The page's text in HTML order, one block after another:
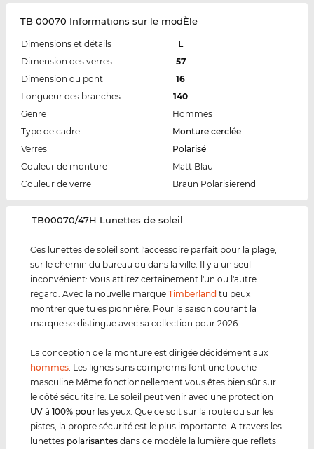
TB 00070 Informations sur le modÈle
Dimensions et détails
L
Dimension des verres
57
Dimension du pont
16
Longueur des branches
140
Genre
Hommes
Type de cadre
Monture cerclée
Verres
Polarisé
Couleur de monture
Matt Blau
Couleur de verre
Braun Polarisierend
‌TB00070/47H Lunettes de soleil
Ces lunettes de soleil sont l'accessoire parfait pour la plage,
sur le chemin du bureau ou dans la ville. Il y a un seul
inconvénient: Vous attirez certainement l'un ou l'autre
regard. Avec la nouvelle marqueTimberland tu peux
montrer que tu es pionnière. Pour la saison courant la
marque se distingue avec sa collection pour 2026.
La conception de la monture est dirigée décidément aux
hommes . Les lignes sans compromis font une touche
masculine.Même fonctionnellement vous êtes bien sûr sur
le côté sécuritaire. Le soleil peut venir avec une protection
UV à100% pour les yeux. Que ce soit sur la route ou sur les
pistes, la propre sécurité est le plus importante. A travers les
lunettes polarisantes dans ce modèle la lumière que reflets